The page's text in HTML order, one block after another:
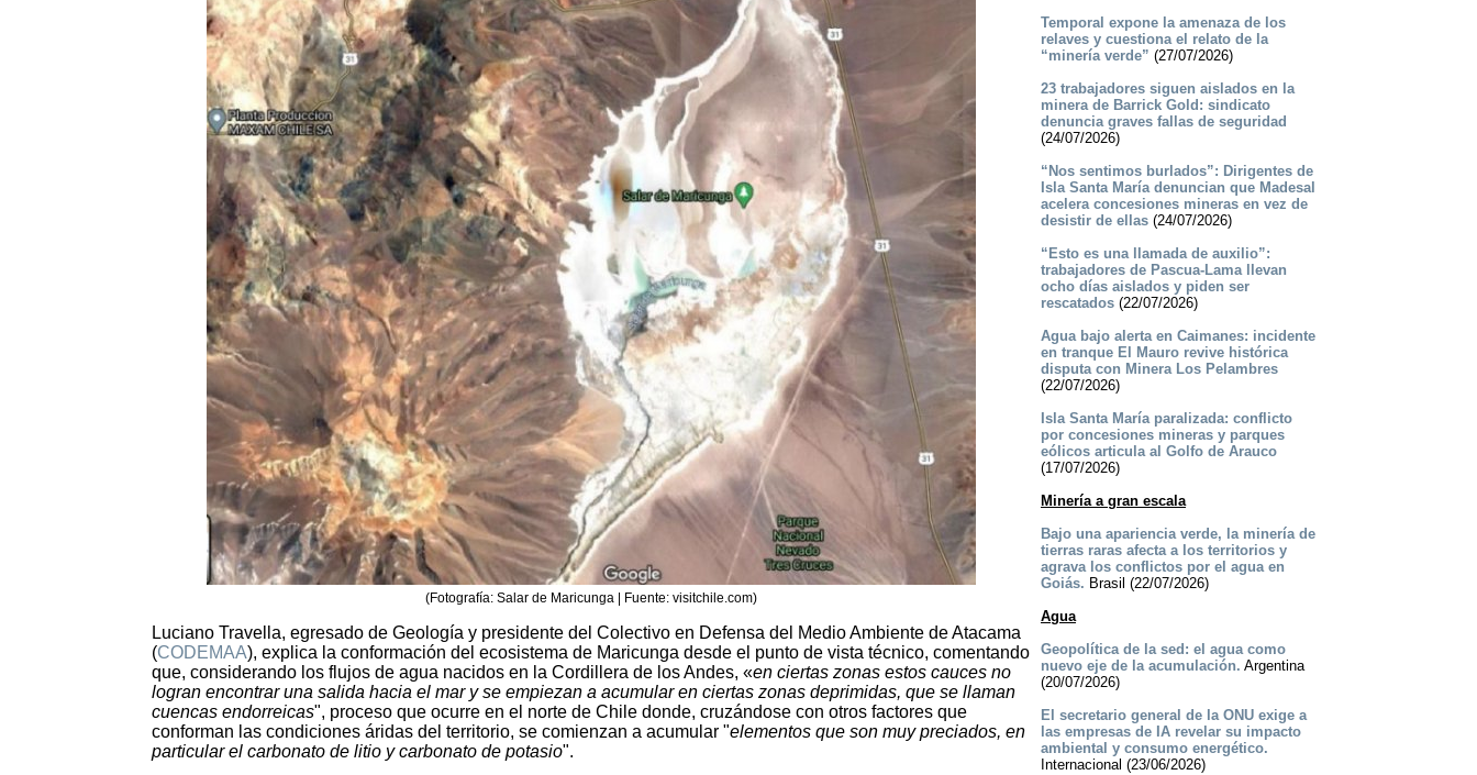
(Fotografía: Salar de Maricunga | Fuente: visitchile.com)
Luciano Travella, egresado de Geología y presidente del Colectivo en Defensa del Medio Ambiente de Atacama
(CODEMAA), explica la conformación del ecosistema de Maricunga desde el punto de vista técnico, comentando
que, considerando los flujos de agua nacidos en la Cordillera de los Andes, «en ciertas zonas estos cauces no
logran encontrar una salida hacia el mar y se empiezan a acumular en ciertas zonas deprimidas, que se llaman
cuencas endorreicas", proceso que ocurre en el norte de Chile donde, cruzándose con otros factores que
conforman las condiciones áridas del territorio, se comienzan a acumular "elementos que son muy preciados, en
particular el carbonato de litio y carbonato de potasio".
Temporal expone la amenaza de los
relaves y cuestiona el relato de la
“minería verde” (27/07/2026)
23 trabajadores siguen aislados en la
minera de Barrick Gold: sindicato
denuncia graves fallas de seguridad
(24/07/2026)
“Nos sentimos burlados”: Dirigentes de
Isla Santa María denuncian que Madesal
acelera concesiones mineras en vez de
desistir de ellas(24/07/2026)
“Esto es una llamada de auxilio”:
trabajadores de Pascua-Lama llevan
ocho días aislados y piden ser
rescatados(22/07/2026)
Agua bajo alerta en Caimanes: incidente
en tranque El Mauro revive histórica
disputa con Minera Los Pelambres
(22/07/2026)
Isla Santa María paralizada: conflicto
por concesiones mineras y parques
eólicos articula al Golfo de Arauco
(17/07/2026)
Minería a gran escala
Bajo una apariencia verde, la minería de
tierras raras afecta a los territorios y
agrava los conflictos por el agua en
Goiás. Brasil (22/07/2026)
Agua
Geopolítica de la sed: el agua como
nuevo eje de la acumulación. Argentina
(20/07/2026)
El secretario general de la ONU exige a
las empresas de IA revelar su impacto
ambiental y consumo energético.
Internacional (23/06/2026)